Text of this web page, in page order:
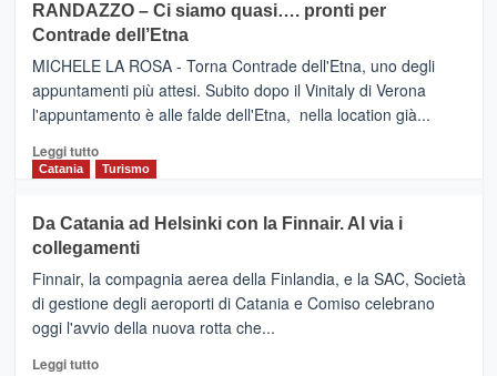
IL
NUOVO
SUMMER
CLUB
VIAGRANDE
(Ct)
–
Benanti
presenta
“Vino
&
Cultura
tappe
dell’enoturismo
RANDAZZO – Ci siamo quasi…. pronti per
Contrade dell’Etna
MICHELE LA ROSA - Torna Contrade dell'Etna, uno degli
appuntamenti più attesi. Subito dopo il Vinitaly di Verona
l'appuntamento è alle falde dell'Etna, nella location già...
Leggi tuttoLeggi
di
RANDAZZO
–
Ci
siamo
quasi….
pronti
per
Catania Turismo
Da Catania ad Helsinki con la Finnair. Al via i
collegamenti
Finnair, la compagnia aerea della Finlandia, e la SAC, Società
di gestione degli aeroporti di Catania e Comiso celebrano
oggi l'avvio della nuova rotta che...
Leggi tuttoLeggi